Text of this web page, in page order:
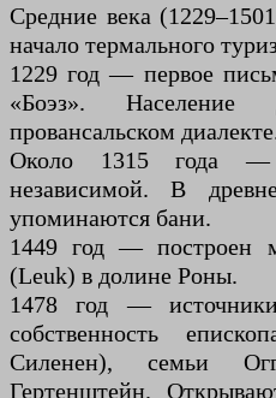
Средние века
начало термального
1229 год — первое
«Боэз».
провансальском
Около 1315 года —
независимой. В
упоминаются бани.
1449 год — построен
(Leuk) в долине Роны.
1478 год —
собственность
Силенен), семьи
Гертенштейн.